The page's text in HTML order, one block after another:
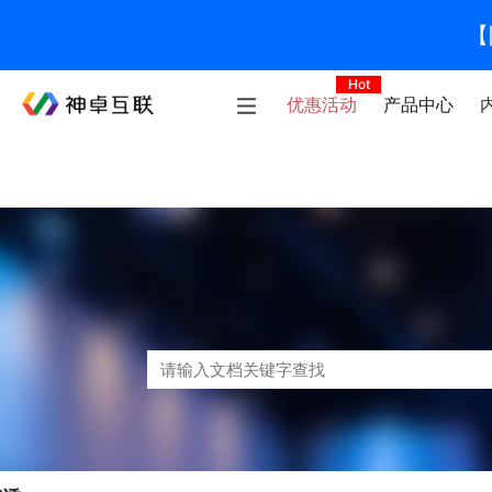
优惠活动
Hot
产品中心